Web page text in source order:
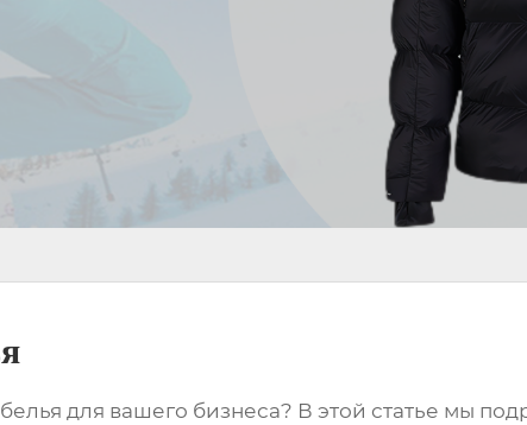
для вашего бизнеса? В этой статье мы